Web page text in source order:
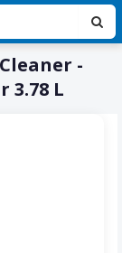
-
L